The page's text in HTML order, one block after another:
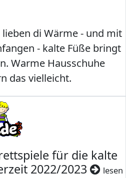
di Wärme - und mit
- kalte Füße bringt
Warme Hausschuhe
das vielleicht.
für die kalte
2022/2023
lesen